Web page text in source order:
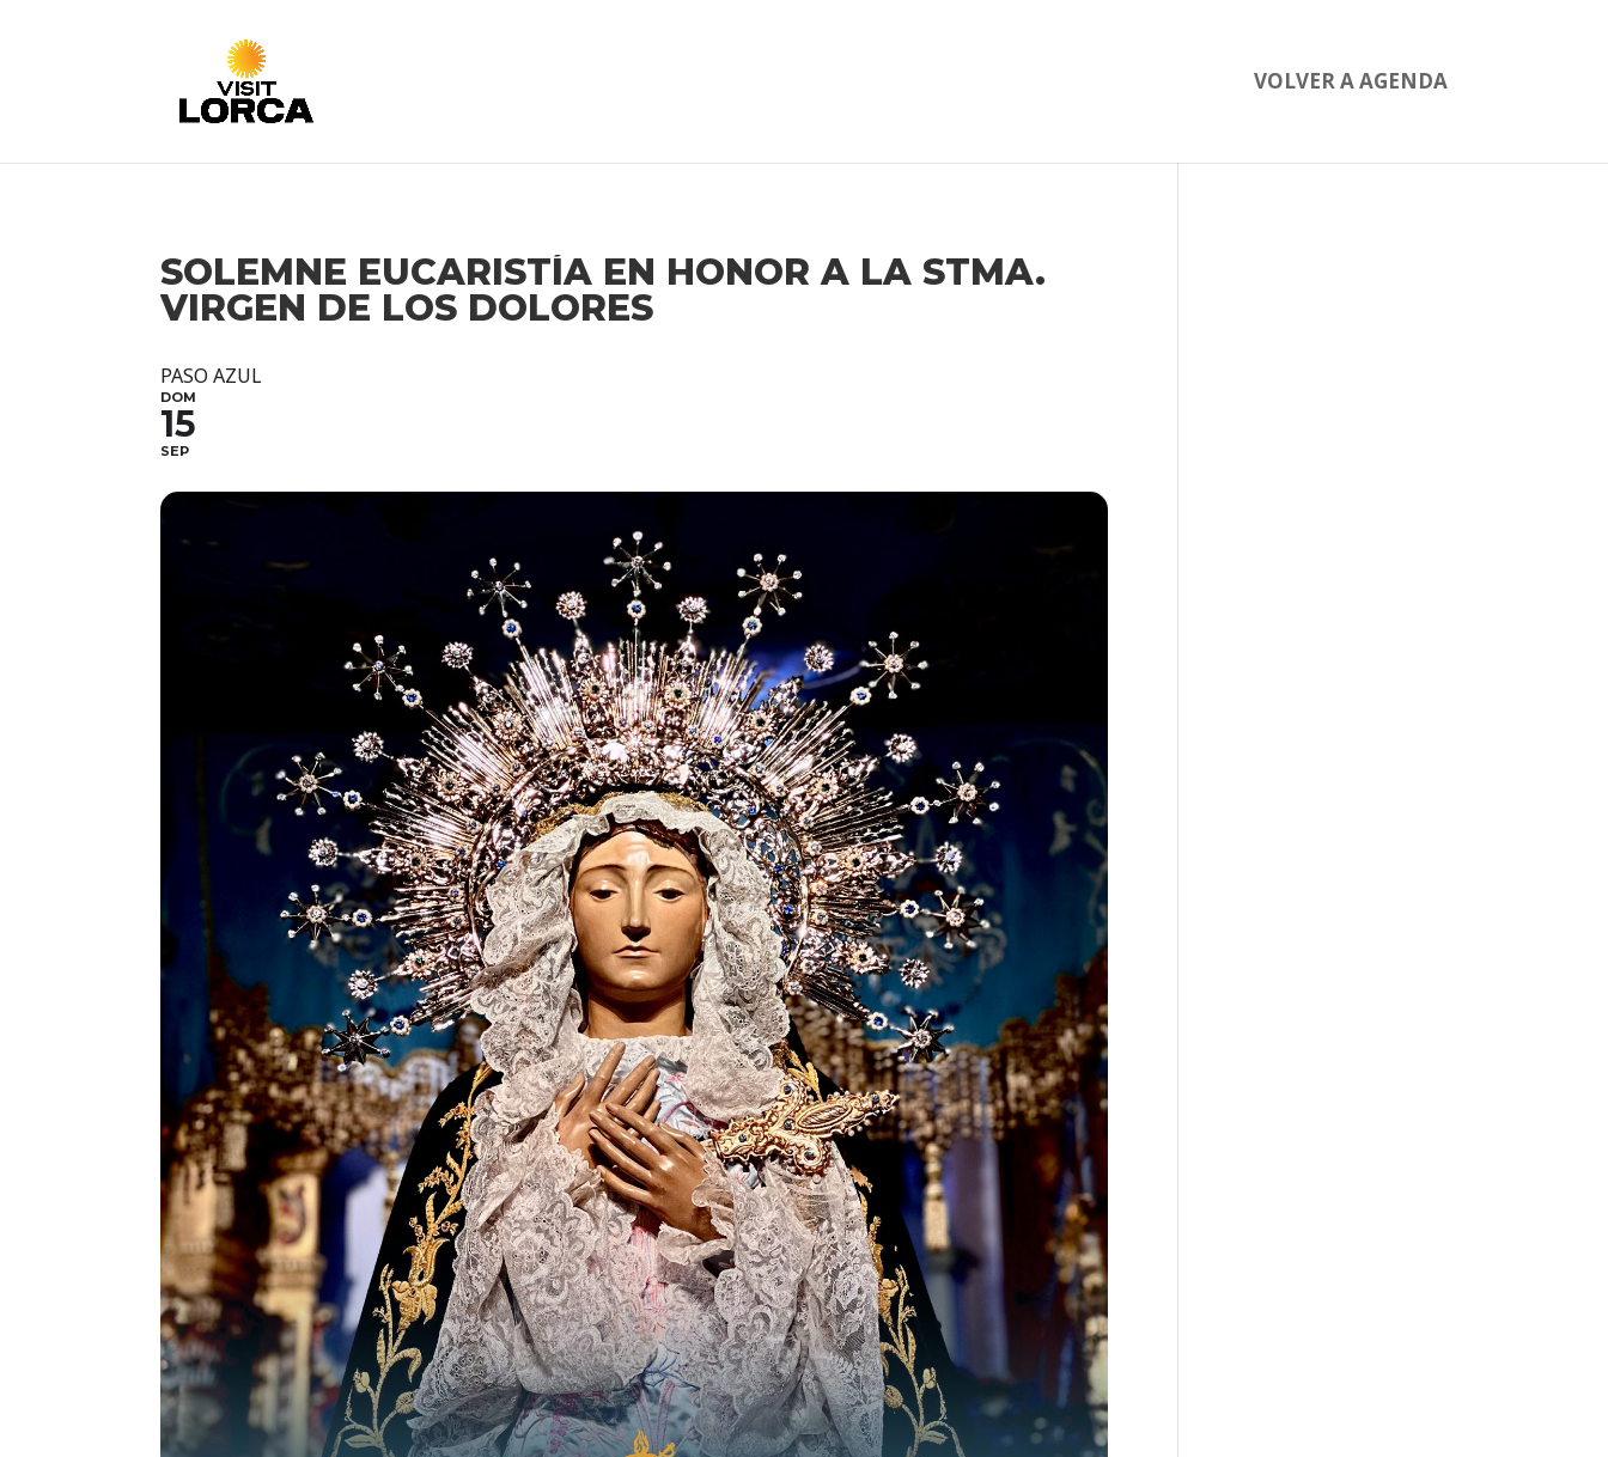
VOLVER A AGENDA
SOLEMNE EUCARISTÍA EN HONOR A LA STMA.
VIRGEN DE LOS DOLORES
PASO AZUL
DOM
15
SEP